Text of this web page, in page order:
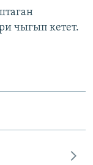
чыгып кетет.